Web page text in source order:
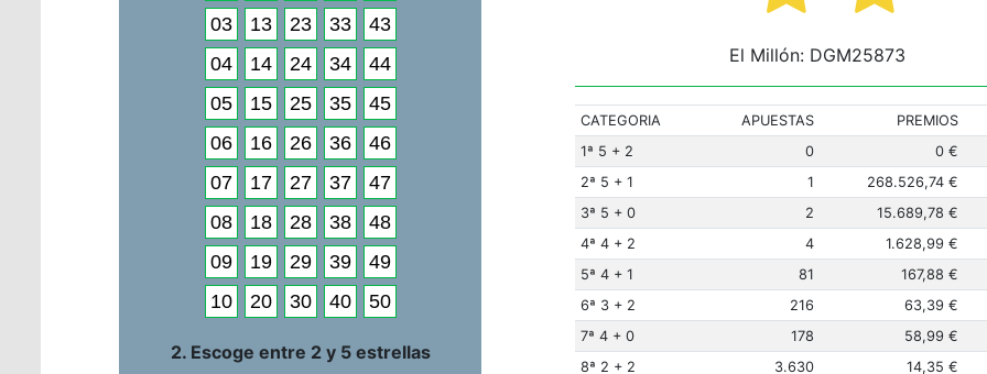
03
13 23 33
43
04
14 24 34
44
05
15 25 35
45
06
16 26 36
46
07
17 27 37
47
08
18 28 38
48
09
19 29 39
49
10
20 30 40 50
2. Escoge entre 2 y 5 estrellas
El Millón: DGM25873
CATEGORIA APUESTAS
PREMIOS
1ª 5 + 2
0
0 €
2ª 5 + 1
1
268.526,74 €
3ª 5 + 0
2
15.689,78 €
4ª 4 + 2
4
1.628,99 €
5ª 4 + 1
81
167,88 €
6ª 3 + 2
216
63,39 €
7ª 4 + 0
178
58,99 €
8ª 2 + 2
3.630 14,35 €